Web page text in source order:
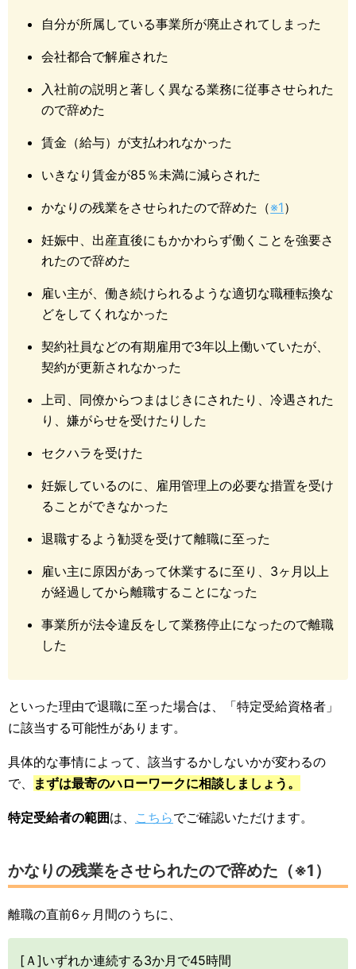
自分が所属している事業所が廃止されてしまった
会社都合で解雇された
入社前の説明と著しく異なる業務に従事させられた
ので辞めた
賃金（給与）が支払われなかった
いきなり賃金が85％未満に減らされた
かなりの残業をさせられたので辞めた（※1）
妊娠中、出産直後にもかかわらず働くことを強要さ
れたので辞めた
雇い主が、働き続けられるような適切な職種転換な
どをしてくれなかった
契約社員などの有期雇用で3年以上働いていたが、
契約が更新されなかった
上司、同僚からつまはじきにされたり、冷遇された
り、嫌がらせを受けたりした
セクハラを受けた
妊娠しているのに、雇用管理上の必要な措置を受け
ることができなかった
退職するよう勧奨を受けて離職に至った
雇い主に原因があって休業するに至り、3ヶ月以上
が経過してから離職することになった
事業所が法令違反をして業務停止になったので離職
した
といった理由で退職に至った場合は、「特定受給資格者」
に該当する可能性があります。
具体的な事情によって、該当するかしないかが変わるの
で、
まずは最寄のハローワークに相談しましょう。
特定受給者の範囲は、 こちらでご確認いただけます。
かなりの残業をさせられたので辞めた（※1）
離職の直前6ヶ月間のうちに、
[Ａ]いずれか連続する3か月で45時間